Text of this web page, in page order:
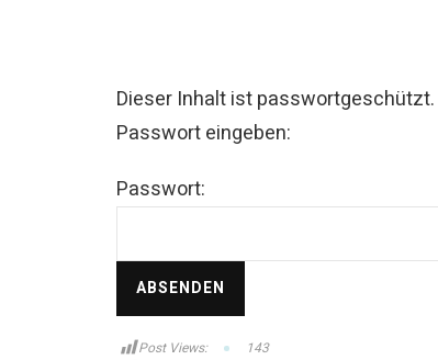
Dieser Inhalt ist
Passwort eingeben:
Passwort:
Post Views: 143